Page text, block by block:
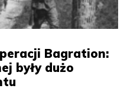
Bagration:
były dużo